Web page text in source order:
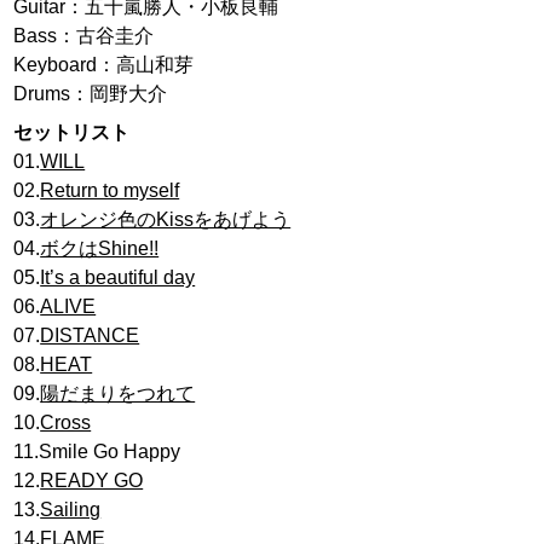
Guitar：五十嵐勝人・小板良輔
Bass：古谷圭介
Keyboard：高山和芽
Drums：岡野大介
セットリスト
01.WILL
02.Return to myself
03.オレンジ色のKissをあげよう
04.ボクはShine!!
05. It’s a beautiful day
06.ALIVE
07.DISTANCE
08.HEAT
09.陽だまりをつれて
10.Cross
11.Smile Go Happy
12.READY GO
13.Sailing
14.FLAME